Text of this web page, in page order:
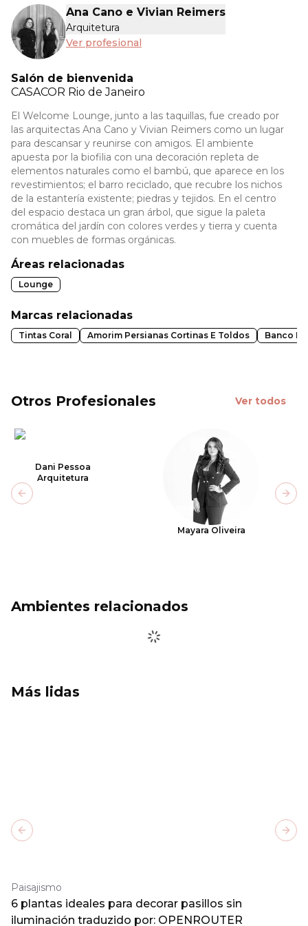
Ana Cano e Vivian Reimers
Arquitetura
Ver profesional
Salón de bienvenida
CASACOR Rio de Janeiro
El Welcome Lounge, junto a las taquillas, fue creado por
las arquitectas Ana Cano y Vivian Reimers como un lugar
para descansar y reunirse con amigos. El ambiente
apuesta por la biofilia con una decoración repleta de
elementos naturales como el bambú, que aparece en los
revestimientos; el barro reciclado, que recubre los nichos
de la estantería existente; piedras y tejidos. En el centro
del espacio destaca un gran árbol, que sigue la paleta
cromática del jardín con colores verdes y tierra y cuenta
con muebles de formas orgánicas.
Áreas relacionadas
Lounge
Marcas relacionadas
Tintas Coral Amorim Persianas Cortinas E Toldos Banco
Otros Profesionales Ver todos
Dani Pessoa
Arquitetura
Mayara Oliveira
Previous slide
Ambientes relacionados
Más lidas
Paisajismo
6 plantas ideales para decorar pasillos sin
iluminación traduzido por: OPENROUTER
Previous slide